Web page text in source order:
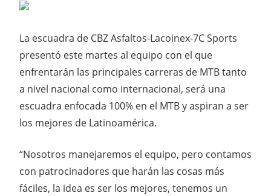
La escuadra de CBZ Asfaltos-Lacoinex-7C Sports
presentó este martes al equipo con el que
enfrentarán las principales carreras de MTB tanto
a nivel nacional como internacional, será una
escuadra enfocada 100% en el MTB y aspiran a ser
los mejores de Latinoamérica.
“Nosotros manejaremos el equipo, pero contamos
con patrocinadores que harán las cosas más
fáciles, la idea es ser los mejores, tenemos un